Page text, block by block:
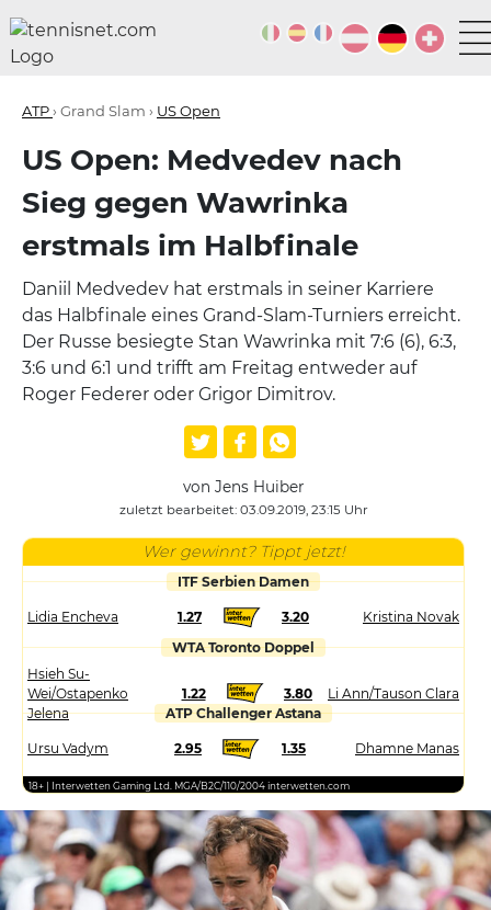
ATP› Grand Slam › US Open
US Open: Medvedev nach
Sieg gegen Wawrinka
erstmals im Halbfinale
Daniil Medvedev hat erstmals in seiner Karriere
das Halbfinale eines Grand-Slam-Turniers erreicht.
Der Russe besiegte Stan Wawrinka mit 7:6 (6), 6:3,
3:6 und 6:1 und trifft am Freitag entweder auf
Roger Federer oder Grigor Dimitrov.
von Jens Huiber
zuletzt bearbeitet: 03.09.2019, 23:15 Uhr
Wer gewinnt? Tippt jetzt!
ITF Serbien Damen
Lidia Encheva 1.27 3.20
Kristina Novak
WTA Toronto Doppel
Hsieh Su-
Wei/Ostapenko
Jelena
1.22 3.80
Li Ann/Tauson Clara
ATP Challenger Astana
Ursu Vadym 2.95 1.35 Dhamne Manas
18+ | Interwetten Gaming Ltd. MGA/B2C/110/2004 interwetten.com